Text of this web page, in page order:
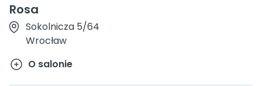
Rosa
Sokolnicza 5/64
Wrocław
O salonie